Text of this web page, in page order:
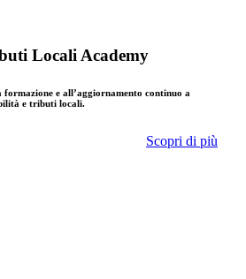
Locali Academy
e all’aggiornamento continuo a
e tributi locali.
Scopri di più